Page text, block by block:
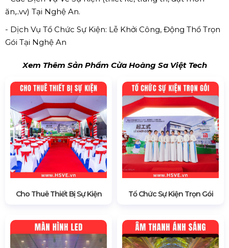
ăn,..vv) Tại Nghệ An.
- Dịch Vụ Tổ Chức Sự Kiện: Lễ Khởi Công, Động Thổ Trọn
Gói Tại Nghệ An
Xem Thêm Sản Phẩm Cửa Hoàng Sa Việt Tech
Cho Thuê Thiết Bị Sự Kiện Tổ Chức Sự Kiện Trọn Gói